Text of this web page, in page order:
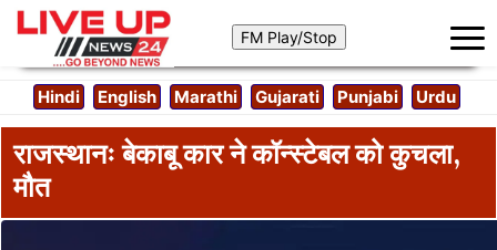
Hindi English Marathi Gujarati Punjabi Urdu
राजस्थानः बेकाबू कार ने कॉन्स्टेबल को कुचला,
मौत